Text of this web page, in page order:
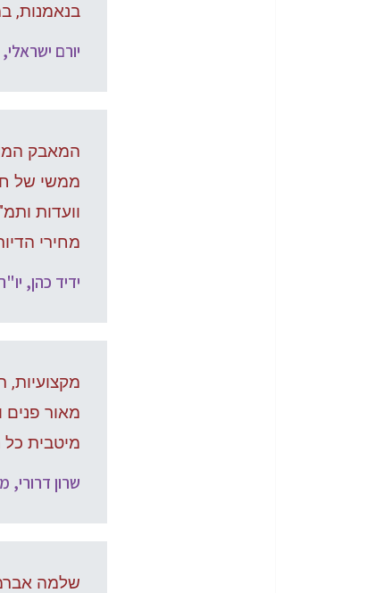
בנאמנות,
יורם
המאבק
וועדות
מחירי
ידיד כהן,
מקצועיות,
מאור פנים
מיטבית
שרון
שלמה